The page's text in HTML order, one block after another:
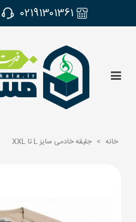
02191301361
خانه > جلیقه خادمی سایز L تا XXL